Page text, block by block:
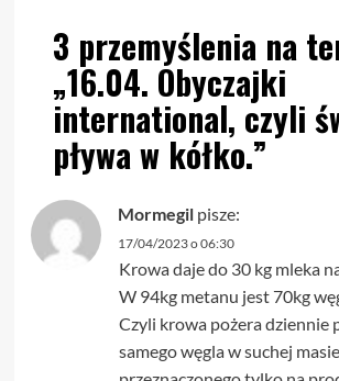
3 przemyślenia na
„16.04. Obyczajki
international, czyli
pływa w kółko.”
Mormegil pisze:
17/04/2023 o 06:30
Krowa daje do 30 kg mleka
W 94kg metanu jest 70kg
Czyli krowa pożera dziennie
samego węgla w suchej